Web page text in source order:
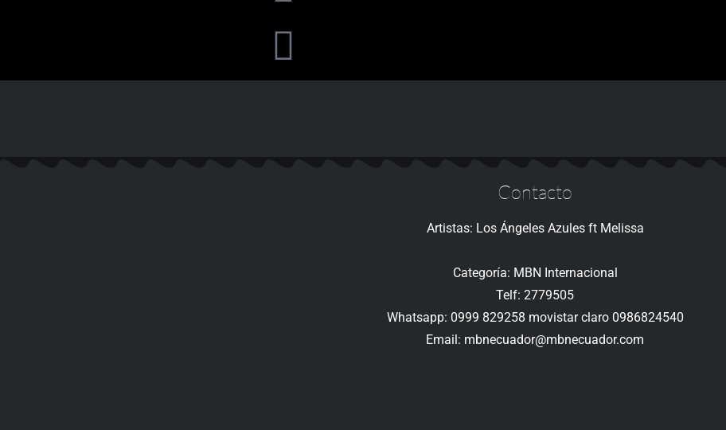
Contacto
Artistas: Los Ángeles Azules ft Melissa
Categoría: MBN Internacional
Telf: 2779505
Whatsapp: 0999 829258 movistar claro 0986824540
Email: mbnecuador@mbnecuador.com